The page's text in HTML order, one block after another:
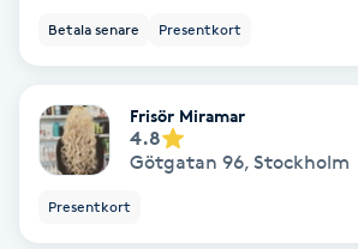
Ombre
Ombre brows
Ombre naglar
Betala senare Presentkort
Frisör Miramar
4.8
Götgatan 96, Stockholm
Presentkort